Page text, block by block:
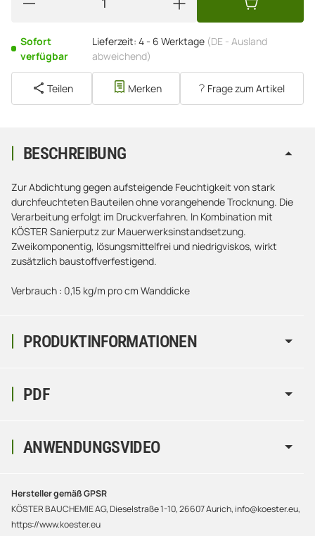
Sofort
verfügbar
Lieferzeit: 4 - 6 Werktage (DE - Ausland
abweichend)
Teilen Merken Frage zum Artikel
PRODUKTINFORMATIONEN
BESCHREIBUNG
Zur Abdichtung gegen aufsteigende Feuchtigkeit von stark
durchfeuchteten Bauteilen ohne vorangehende Trocknung. Die
Verarbeitung erfolgt im Druckverfahren. In Kombination mit
KÖSTER Sanierputz zur Mauerwerksinstandsetzung.
Zweikomponentig, lösungsmittelfrei und niedrigviskos, wirkt
zusätzlich baustoffverfestigend.
Verbrauch : 0,15 kg/m pro cm Wanddicke
PDF
ANWENDUNGSVIDEO
Hersteller gemäß GPSR
KÖSTER BAUCHEMIE AG, Dieselstraße 1-10, 26607 Aurich, info@koester.eu,
https://www.koester.eu